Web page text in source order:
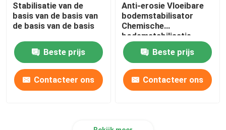
waterdicht middel
aanhangwagen concrete pomp
Natspuitmachine
Stabilisatie van de
basis van de basis van
de basis van de basis
Beste prijs
Contacteer ons
Anti-erosie Vloeibare
bodemstabilisator
Chemische
bodemstabilisatie
vloeistof
Beste prijs
Contacteer ons